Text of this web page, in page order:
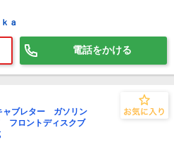
ａ
電話をかける
ブレター ガソリン
フロントディスクブ